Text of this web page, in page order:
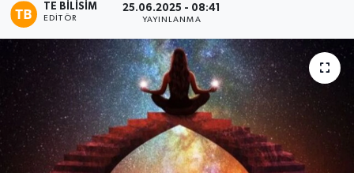
TE BILISIM
EDITÖR
25.06.2025 - 08:41
YAYINLANMA
Son Dakika Haberleri
Haber Arşivi